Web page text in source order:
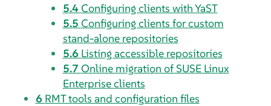
5.4Configuring clients with YaST
5.5 Configuring clients for custom
stand-alone repositories
5.6 Listing accessible repositories
5.7 Online migration of SUSE Linux
Enterprise clients
6 RMT tools and configuration files